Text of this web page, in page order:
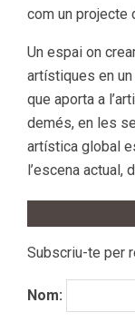
com un projecte
Un espai on
artístiques en
que aporta a
demés, en les
artística global
l’escena actual,
Subscriu-te per
Nom: